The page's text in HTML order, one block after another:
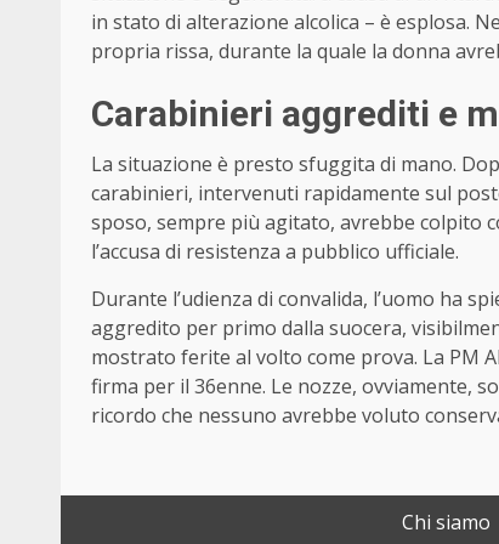
in stato di alterazione alcolica – è esplosa.
propria rissa, durante la quale la donna
Carabinieri aggrediti e
La situazione è presto sfuggita di mano.
carabinieri, intervenuti rapidamente sul
sposo, sempre più agitato, avrebbe colpito
l’accusa di resistenza a pubblico ufficiale.
Durante l’udienza di convalida, l’uomo ha
aggredito per primo dalla suocera,
mostrato ferite al volto come prova. La PM
firma per il 36enne. Le nozze, ovviamente,
ricordo che nessuno avrebbe voluto
Chi siamo